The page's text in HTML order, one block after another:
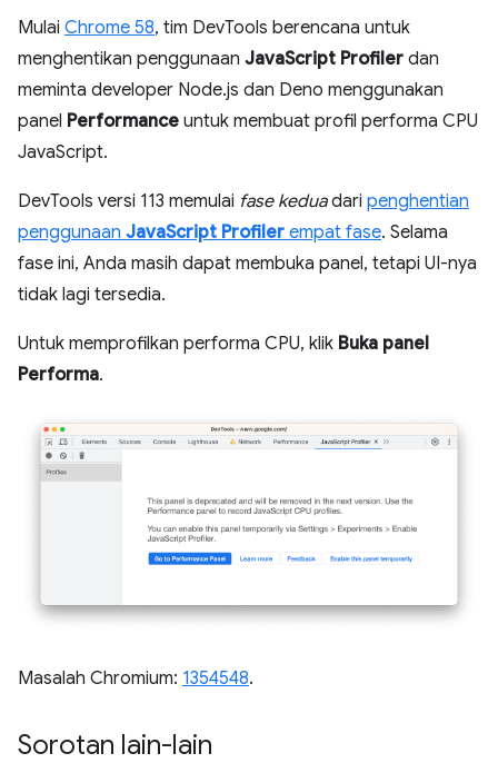
Mulai Chrome 58, tim DevTools berencana untuk
menghentikan penggunaan JavaScript Profiler dan
meminta developer Node.js dan Deno menggunakan
panel Performance untuk membuat profil performa CPU
JavaScript.
DevTools versi 113 memulai fase keduadari penghentian
penggunaan JavaScript Profiler empat fase. Selama
fase ini, Anda masih dapat membuka panel, tetapi UI-nya
tidak lagi tersedia.
Untuk memprofilkan performa CPU, klik Buka panel
Performa.
Masalah Chromium: 1354548.
Sorotan lain-lain